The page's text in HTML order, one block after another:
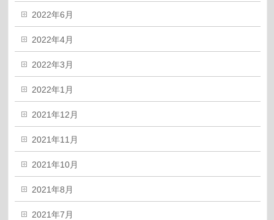
2022年6月
2022年4月
2022年3月
2022年1月
2021年12月
2021年11月
2021年10月
2021年8月
2021年7月